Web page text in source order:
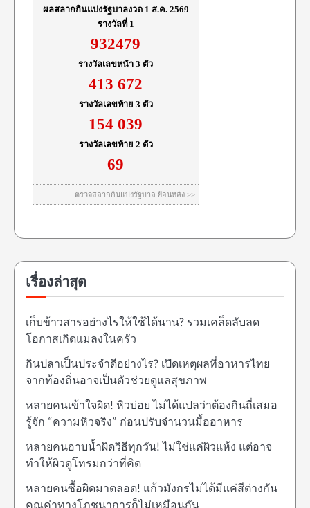
เรื่องล่าสุด
เก็บข้าวสารอย่างไรให้ใช้ได้นาน? รวมเคล็ดลับลด
โอกาสเกิดแมลงในครัว
กินปลาเป็นประจำดีอย่างไร? เปิดเหตุผลที่อาหารไทย
จากท้องถิ่นอาจเป็นตัวช่วยดูแลสุขภาพ
หลายคนเข้าใจผิด! หิวบ่อย ไม่ได้แปลว่าต้องกินถี่เสมอ
รู้จัก “ความหิวจริง” ก่อนปรับจำนวนมื้ออาหาร
หลายคนอาบน้ำผิดวิธีทุกวัน! ไม่ใช่แค่ผิวแห้ง แต่อาจ
ทำให้ผิวดูโทรมกว่าที่คิด
หลายคนซื้อผิดมาตลอด! แก้วมังกรไม่ได้มีแค่สีต่างกัน
คุณค่าทางโภชนาการก็ไม่เหมือนกัน